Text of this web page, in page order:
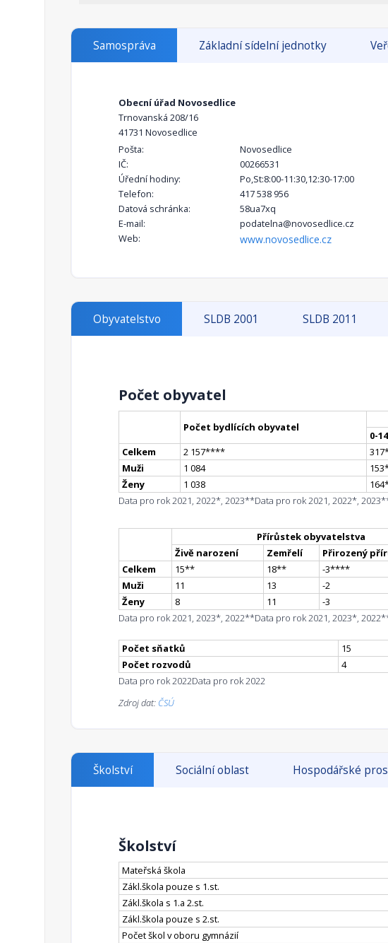
Samospráva Základní sídelní jednotky
Obecní úřad Novosedlice
Trnovanská 208/16
41731 Novosedlice
Pošta:
Novosedlice
IČ:
00266531
Úřední hodiny:
Po,St:8:00-11:30,12:30-17:00
Telefon:
417 538 956
Datová schránka:
58ua7xq
E-mail:
podatelna@novosedlice.cz
Web:
www.novosedlice.cz
Obyvatelstvo SLDB 2001 SLDB 2011
Počet obyvatel
Počet bydlících obyvatel
0-
Celkem
2 157**** 317
Muži
1 084 153
Ženy
1 038 164
Data pro rok 2021, 2022*, 2023**Data pro rok 2021, 2022*,
Přírůstek obyvatelstva
Živě narození Zemřelí Přirozený
Celkem
15** 18** -3****
Muži
11 13 -2
Ženy
8 11 -3
Data pro rok 2021, 2023*, 2022**Data pro rok 2021, 2023*,
Počet sňatků
15
Počet rozvodů
4
Data pro rok 2022Data pro rok 2022
Zdroj dat: ČSÚ
Školství Sociální oblast Hospodářské
Školství
Mateřská škola
Zákl.škola pouze s 1.st.
Zákl.škola s 1.a 2.st.
Zákl.škola pouze s 2.st.
Počet škol v oboru gymnázií